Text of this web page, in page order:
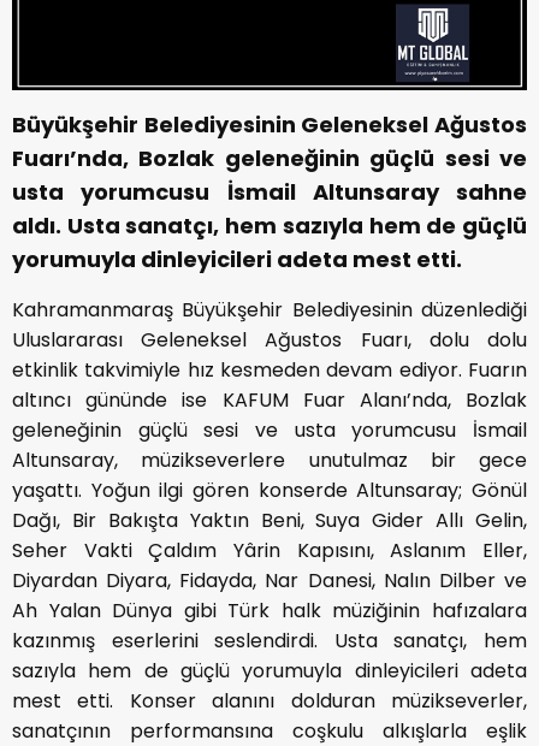
Büyükşehir Belediyesinin Geleneksel Ağustos
Fuarı’nda, Bozlak geleneğinin güçlü sesi ve
usta yorumcusu İsmail Altunsaray sahne
aldı. Usta sanatçı, hem sazıyla hem de güçlü
yorumuyla dinleyicileri adeta mest etti.
Kahramanmaraş Büyükşehir Belediyesinin düzenlediği
Uluslararası Geleneksel Ağustos Fuarı, dolu dolu
etkinlik takvimiyle hız kesmeden devam ediyor. Fuarın
altıncı gününde ise KAFUM Fuar Alanı’nda, Bozlak
geleneğinin güçlü sesi ve usta yorumcusu İsmail
Altunsaray, müzikseverlere unutulmaz bir gece
yaşattı. Yoğun ilgi gören konserde Altunsaray; Gönül
Dağı, Bir Bakışta Yaktın Beni, Suya Gider Allı Gelin,
Seher Vakti Çaldım Yârin Kapısını, Aslanım Eller,
Diyardan Diyara, Fidayda, Nar Danesi, Nalın Dilber ve
Ah Yalan Dünya gibi Türk halk müziğinin hafızalara
kazınmış eserlerini seslendirdi. Usta sanatçı, hem
sazıyla hem de güçlü yorumuyla dinleyicileri adeta
mest etti. Konser alanını dolduran müzikseverler,
sanatçının performansına coşkulu alkışlarla eşlik